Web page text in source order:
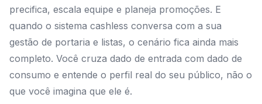
precifica, escala equipe e planeja promoções. E
quando o sistema cashless conversa com a sua
gestão de portaria e listas, o cenário fica ainda mais
completo. Você cruza dado de entrada com dado de
consumo e entende o perfil real do seu público, não o
que você imagina que ele é.